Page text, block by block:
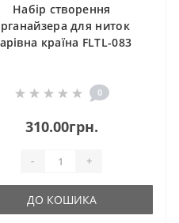
Набір створення
для ниток
країна FLTL-083
0
310.00грн.
- +
ДО КОШИКА